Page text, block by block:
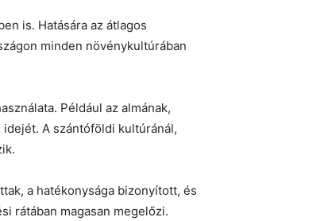
is. Hatására az átlagos
minden növénykultúrában
Például az almának,
A szántóföldi kultúránál,
a hatékonysága bizonyított, és
rátában magasan megelőzi.